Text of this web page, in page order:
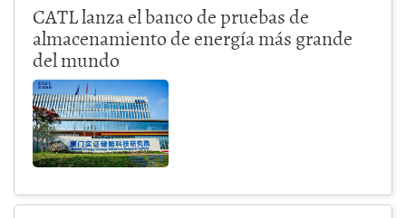
CATL lanza el banco de pruebas de
almacenamiento de energía más grande
del mundo